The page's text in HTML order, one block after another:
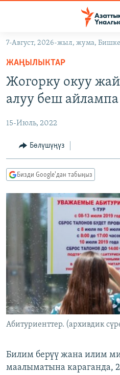
Навигацияга
өтүңүз
Издөөгө
салыңызКЫРГЫЗСТАН
ЭКОНОМИКА
МАДАНИЯТ
БОРБОР АЗИЯ
УКРАИНА
АТАЙЫН ИЛИКТӨӨ
ТВ ПРОГРАММАЛАР
ЭКСПЕРТТЕР ТАЛДАЙТ
БИЗ ЖАНА ДҮЙНӨ
ДАНИСТЕ
ЭЖЕ-СИҢДИЛЕР
АЗАТТЫК+
ЫҢГАЙСЫЗ СУРООЛОР
ӨЗГӨЧӨ ПИКИР
Русский
ЭЕ/АРнун бардык
7-Август, 2026-жыл, жума,
ЖАҢЫЛЫКТАР
Жогорку окуу
алуу беш
15-Июль, 2022
Бөлүшүңүз
Бизди Google'дан табыңыз
Абитуриенттер. (архивдик
Билим берүү жана илим
маалыматына караганда,